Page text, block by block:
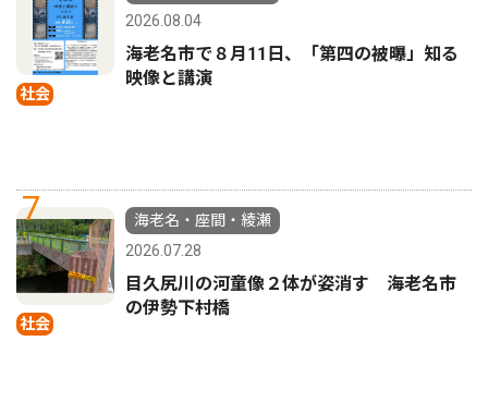
社会
2026.08.04
海老名市で８月11日、「第四の被曝」知る
映像と講演
7
社会
海老名・座間・綾瀬
2026.07.28
目久尻川の河童像２体が姿消す 海老名市
の伊勢下村橋